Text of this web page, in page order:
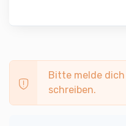
Bitte melde
schreiben.